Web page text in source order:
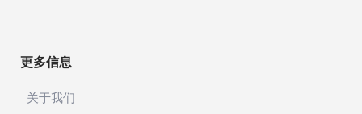
更多信息
关于我们